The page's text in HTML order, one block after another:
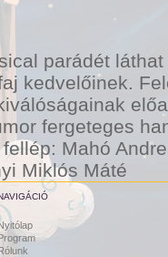
parádét
kedvelőinek.
fergeteges
Mahó
Miklós Máté